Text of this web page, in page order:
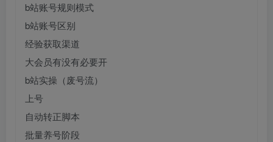
b站账号规则模式
b站账号区别
经验获取渠道
大会员有没有必要开
b站实操（废号流）
上号
自动转正脚本
批量养号阶段